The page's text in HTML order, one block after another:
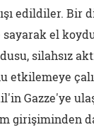
edildiler. Bir
el
silahsız
Gazze'ye
girişiminden